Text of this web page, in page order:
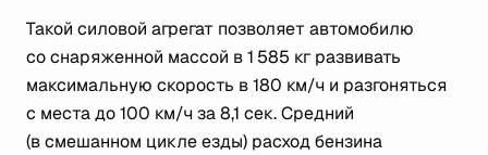
Такой силовой агрегат позволяет автомобилю
со снаряженной массой в 1 585 кг развивать
максимальную скорость в 180 км/ч и разгоняться
с места до 100 км/ч за 8,1 сек. Средний
(в смешанном цикле езды) расход бензина